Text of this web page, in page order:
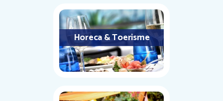
Horeca & Toerisme